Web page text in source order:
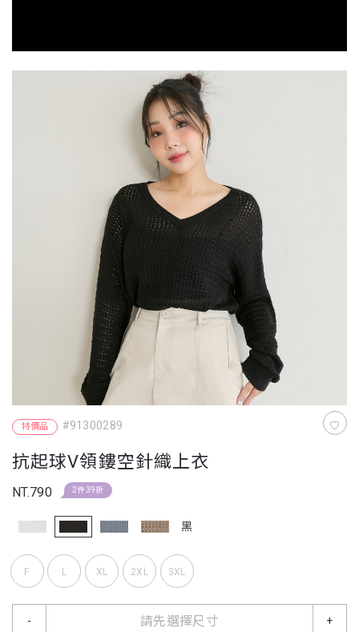
特價品 #91300289
抗起球V領鏤空針織上衣
NT.790 2件39折
黑
F L XL 2XL 3XL
請先選擇尺寸
- +